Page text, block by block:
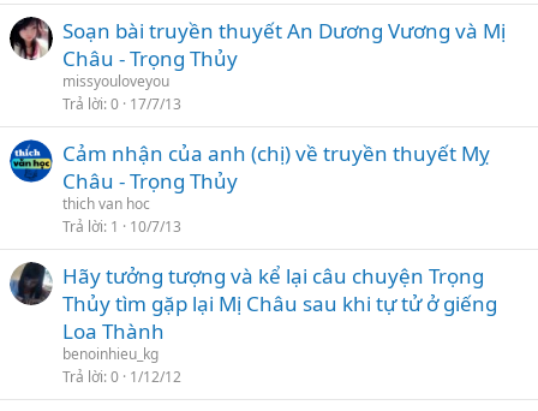
Soạn bài truyền thuyết An Dương Vương và Mị
Châu - Trọng Thủy
missyouloveyou
Trả lời 0 17/7/13
Cảm nhận của anh (chị) về truyền thuyết Mỵ
Châu - Trọng Thủy
thich van hoc
Trả lời 1 10/7/13
Hãy tưởng tượng và kể lại câu chuyện Trọng
Thủy tìm gặp lại Mị Châu sau khi tự tử ở giếng
Loa Thành
benoinhieu_kg
Trả lời 0 1/12/12